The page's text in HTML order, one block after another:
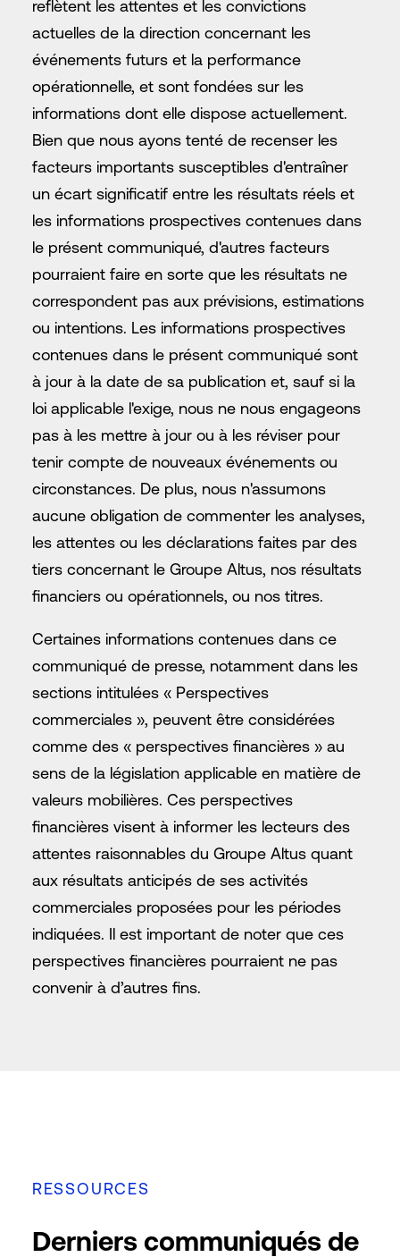
reflètent les attentes et les convictions
actuelles de la direction concernant les
événements futurs et la performance
opérationnelle, et sont fondées sur les
informations dont elle dispose actuellement.
Bien que nous ayons tenté de recenser les
facteurs importants susceptibles d'entraîner
un écart significatif entre les résultats réels et
les informations prospectives contenues dans
le présent communiqué, d'autres facteurs
pourraient faire en sorte que les résultats ne
correspondent pas aux prévisions, estimations
ou intentions. Les informations prospectives
contenues dans le présent communiqué sont
à jour à la date de sa publication et, sauf si la
loi applicable l'exige, nous ne nous engageons
pas à les mettre à jour ou à les réviser pour
tenir compte de nouveaux événements ou
circonstances. De plus, nous n'assumons
aucune obligation de commenter les analyses,
les attentes ou les déclarations faites par des
tiers concernant le Groupe Altus, nos résultats
financiers ou opérationnels, ou nos titres.
Certaines informations contenues dans ce
communiqué de presse, notamment dans les
sections intitulées « Perspectives
commerciales », peuvent être considérées
comme des « perspectives financières » au
sens de la législation applicable en matière de
valeurs mobilières. Ces perspectives
financières visent à informer les lecteurs des
attentes raisonnables du Groupe Altus quant
aux résultats anticipés de ses activités
commerciales proposées pour les périodes
indiquées. Il est important de noter que ces
perspectives financières pourraient ne pas
convenir à d’autres fins.
RESSOURCES
Derniers communiqués de